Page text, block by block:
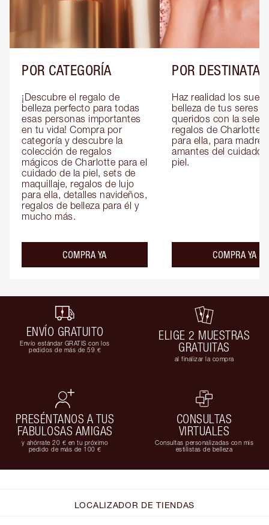
POR CATEGORÍA
¡Descubre el regalo de
belleza perfecto para todas
esas personas importantes
en tu vida! Compra por
categoría y descubre la
colección de regalos
mágicos de Charlotte para el
cuidado de la piel, sets de
maquillaje, regalos de lujo
para ella, detalles navideños,
regalos de belleza para él y
mucho más.
COMPRA YA
POR
Haz realidad los
belleza de tus seres
queridos con la
regalos de Charlotte
para ella, para
amantes del cuidado
piel.
COMPRA YA
ENVÍO GRATUITO
Envío estándar GRATIS con los
pedidos de más de 59 €
ELIGE 2 MUESTRAS
GRATUITAS
al finalizar la compra
PRESÉNTANOS A TUS
FABULOSAS AMIGAS
y ahórrate 20 € en tu próximo
pedido de más de 100 €
CONSULTAS
VIRTUALES
Consultas personalizadas con mis
estilistas de belleza
LOCALIZADOR DE TIENDAS